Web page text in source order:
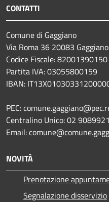
CONTATTI
Comune di Gaggiano
Via Roma 36 20083
Codice Fiscale: 82001390150
Partita IVA: 03055800159
IBAN:
PEC:
Centralino Unico: 02 9089921
Email:
NOVITÀ
Prenotazione
Segnalazione disservizio